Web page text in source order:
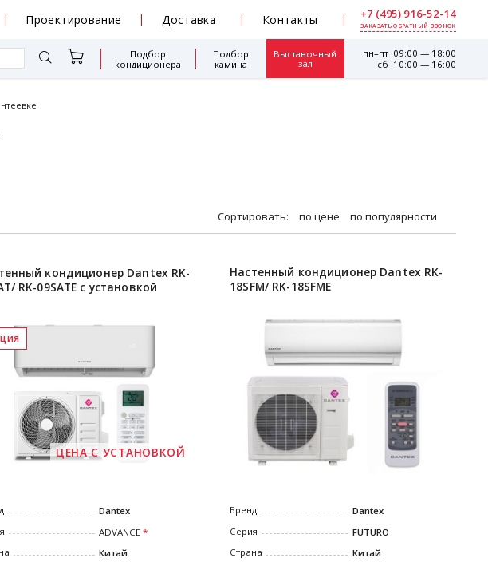
Проектирование Доставка Контакты +7 (495) 916-52-14
ЗАКАЗАТЬ ОБРАТНЫЙ ЗВОНОК
Подбор
кондиционера
Подбор
камина
Выставочный
зал
пн–пт 09:00 — 18:00
сб 10:00 — 16:00
Сортировать: по цене по популярности
кондиционер Dantex RK-
RK-09SATE с установкой
ЦЕНА С УСТАНОВКОЙ
Dantex
ADVANCE
Китай
Настенный кондиционер Dantex RK-
18SFM/ RK-18SFME
Бренд
Dantex
Серия
FUTURO
Страна
Китай